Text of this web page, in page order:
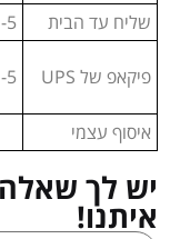
שליח עד הבית
1-5 ימי
פיקאפ של UPS 1-5 ימי
איסוף עצמי
יש לך
איתנו!